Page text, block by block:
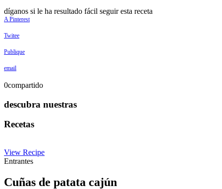
díganos si le ha resultado fácil seguir esta receta
A Pinterest
Twitee
Publique
email
0compartido
descubra nuestras
Recetas
View Recipe
Entrantes
Cuñas de patata cajún